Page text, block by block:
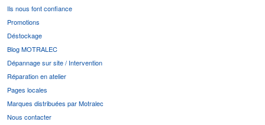
Ils nous font confiance
Promotions
Déstockage
Blog MOTRALEC
Dépannage sur site / Intervention
Réparation en atelier
Pages locales
Marques distribuées par Motralec
Nous contacter